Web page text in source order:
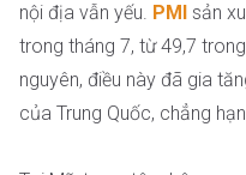
nội địa vẫn yếu. PMI
sản
trong tháng 7, từ 49,7
nguyên, điều này đã gia
của Trung Quốc, chẳng